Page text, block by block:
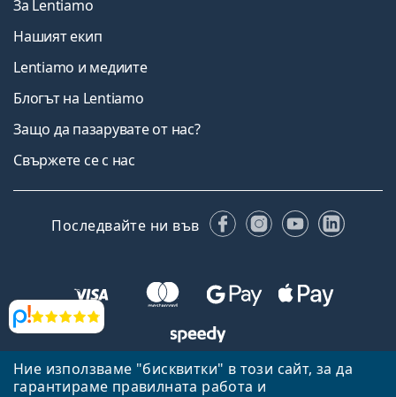
Ние използваме "бисквитки" в този сайт, за да
гарантираме правилната работа и
Прегледи
За Lentiamo
Нашият екип
Lentiamo и медиите
Блогът на Lentiamo
Защо да пазарувате от нас?
Свържете се с нас
Последвайте ни във FacebookInstagram
YouTube
Назад към началната страница
Нагоре